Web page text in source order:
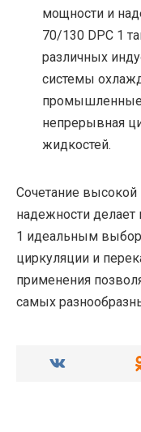
мощности и
70/130 DPC 1
различных
системы
промышленные
непрерывная
жидкостей.
Сочетание высокой
надежности делает
1 идеальным
циркуляции и
применения
самых